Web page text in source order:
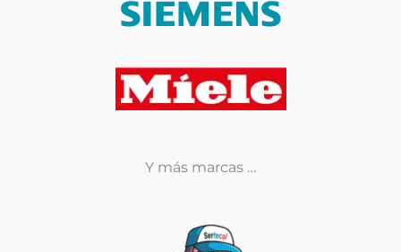
Y más marcas …